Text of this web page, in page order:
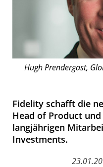
Hugh Prendergast,
Fidelity schafft die
Head of Product
langjährigen
Investments.